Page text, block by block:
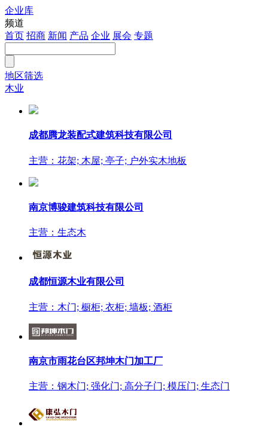
企业库
频道
首页 招商 新闻 产品 企业 展会 专题
地区筛选
木业
成都腾龙装配式建筑科技有限公司
主营：花架; 木屋; 亭子; 户外实木地板
南京博骏建筑科技有限公司
主营：生态木
成都恒源木业有限公司
主营：木门; 橱柜; 衣柜; 墙板; 酒柜
南京市雨花台区邦坤木门加工厂
主营：钢木门; 强化门; 高分子门; 模压门; 生态门